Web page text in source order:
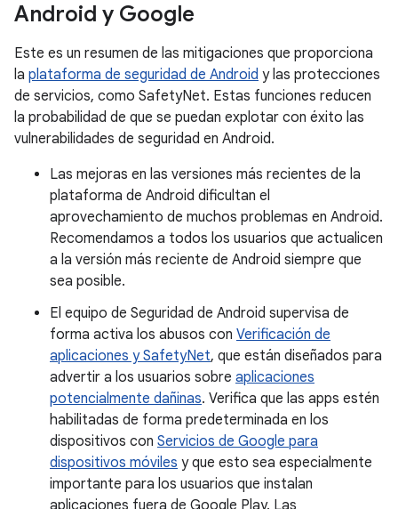
Android y Google
Este es un resumen de las mitigaciones que proporciona
la plataforma de seguridad de Android y las protecciones
de servicios, como SafetyNet. Estas funciones reducen
la probabilidad de que se puedan explotar con éxito las
vulnerabilidades de seguridad en Android.
Las mejoras en las versiones más recientes de la
plataforma de Android dificultan el
aprovechamiento de muchos problemas en Android.
Recomendamos a todos los usuarios que actualicen
a la versión más reciente de Android siempre que
sea posible.
El equipo de Seguridad de Android supervisa de
forma activa los abusos con Verificación de
aplicaciones y SafetyNet, que están diseñados para
advertir a los usuarios sobre aplicaciones
potencialmente dañinas. Verifica que las apps estén
habilitadas de forma predeterminada en los
dispositivos con Servicios de Google para
dispositivos móviles y que esto sea especialmente
importante para los usuarios que instalan
aplicaciones fuera de Google Play. Las